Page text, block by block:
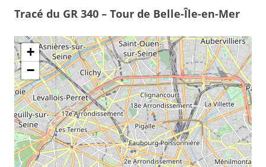
Tracé du GR 340 – Tour de Belle-Île-en-Mer
+
−